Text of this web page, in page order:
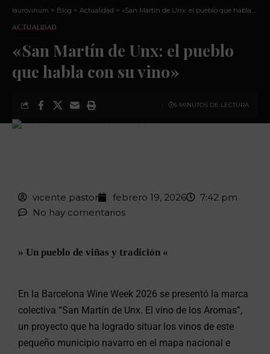
laurovinum > Blog > Actualidad > «San Martín de Unx: el pueblo que habla con su vino»
ACTUALIDAD
«San Martín de Unx: el pueblo
que habla con su vino»
5 MINUTOS DE LECTURA
vicente pastor febrero 19, 2026
7:42 pm
No hay comentarios
» Un pueblo de viñas y tradición «
En la Barcelona Wine Week 2026 se presentó la marca
colectiva “San Martín de Unx. El vino de los Aromas”,
un proyecto que ha logrado situar los vinos de este
pequeño municipio navarro en el mapa nacional e